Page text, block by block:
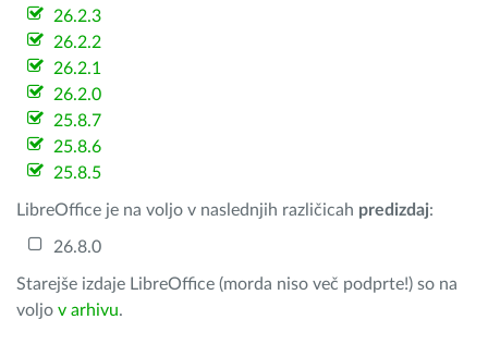
26.2.3
26.2.2
26.2.1
26.2.0
25.8.7
25.8.6
25.8.5
LibreOffice je na voljo v naslednjih različicah predizdaj:
26.8.0
Starejše izdaje LibreOffice (morda niso več podprte!) so na
voljo v arhivu.